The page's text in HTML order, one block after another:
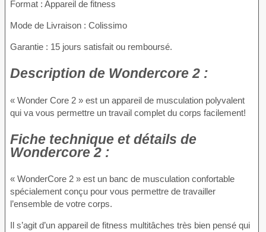
Format : Appareil de fitness
Mode de Livraison : Colissimo
Garantie : 15 jours satisfait ou remboursé.
Description de Wondercore 2 :
« Wonder Core 2 » est un appareil de musculation polyvalent
qui va vous permettre un travail complet du corps facilement!
Fiche technique et détails de
Wondercore 2 :
« WonderCore 2 » est un banc de musculation confortable
spécialement conçu pour vous permettre de travailler
l’ensemble de votre corps.
Il s’agit d’un appareil de fitness multitâches très bien pensé qui